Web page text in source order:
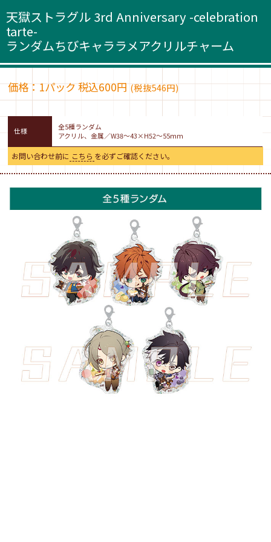
天獄ストラグル 3rd Anniversary -celebration
tarte-
ランダムちびキャララメアクリルチャーム
価格：1パック 税込600円 (税抜546円)
仕様
全5種ランダム
アクリル、金属／W38〜43×H52〜55mm
お問い合わせ前に こちら を必ずご確認ください。